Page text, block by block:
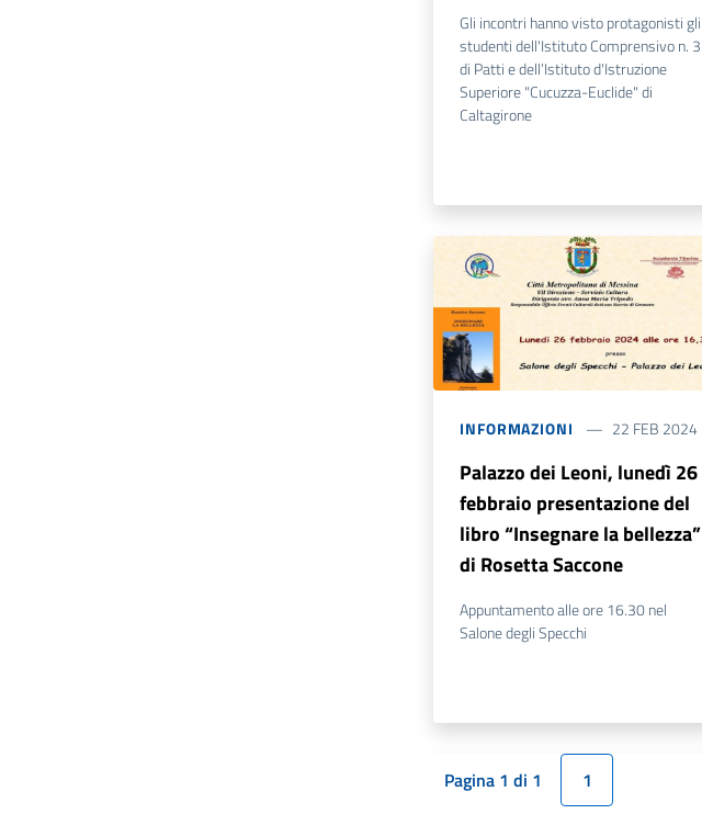
Gli incontri hanno visto protagonisti gli
studenti dell'Istituto Comprensivo n. 3
di Patti e dell’Istituto d'Istruzione
Superiore "Cucuzza-Euclide" di
Caltagirone
INFORMAZIONI 22 FEB 2024
Palazzo dei Leoni, lunedì 26
febbraio presentazione del
libro “Insegnare la bellezza”
di Rosetta Saccone
Appuntamento alle ore 16.30 nel
Salone degli Specchi
Pagina 1 di 1 1